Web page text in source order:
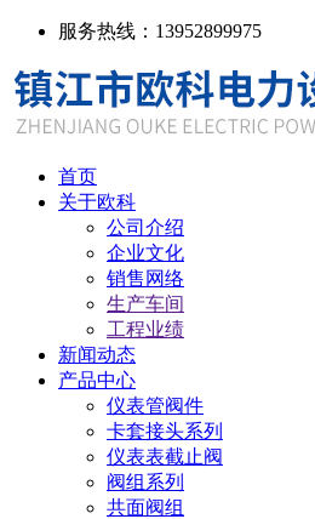
服务热线：13952899975
首页
关于欧科
公司介绍
企业文化
销售网络
生产车间
工程业绩
新闻动态
产品中心
仪表管阀件
卡套接头系列
仪表表截止阀
阀组系列
共面阀组